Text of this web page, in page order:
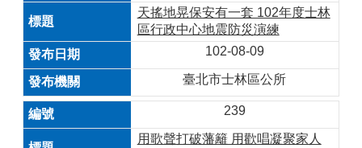
天搖地晃保安有一套 102年度士林
區行政中心地震防災演練
102-08-09
臺北市士林區公所
239
用歌聲打破藩籬 用歡唱凝聚家人